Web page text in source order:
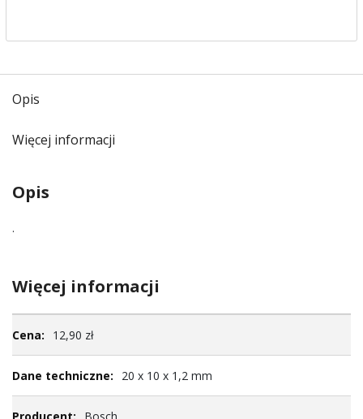
Opis
Więcej informacji
Opis
.
Więcej informacji
informacji12,90 zł
20 x 10 x 1,2 mm